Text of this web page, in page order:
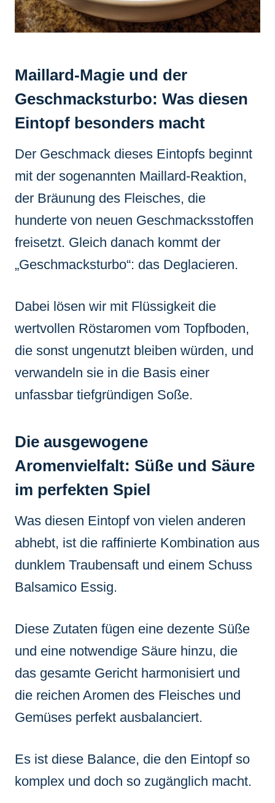
Maillard-Magie und der
Geschmacksturbo: Was diesen
Eintopf besonders macht
Der Geschmack dieses Eintopfs beginnt
mit der sogenannten Maillard-Reaktion,
der Bräunung des Fleisches, die
hunderte von neuen Geschmacksstoffen
freisetzt. Gleich danach kommt der
„Geschmacksturbo“: das Deglacieren.
Dabei lösen wir mit Flüssigkeit die
wertvollen Röstaromen vom Topfboden,
die sonst ungenutzt bleiben würden, und
verwandeln sie in die Basis einer
unfassbar tiefgründigen Soße.
Die ausgewogene
Aromenvielfalt: Süße und Säure
im perfekten Spiel
Was diesen Eintopf von vielen anderen
abhebt, ist die raffinierte Kombination aus
dunklem Traubensaft und einem Schuss
Balsamico Essig.
Diese Zutaten fügen eine dezente Süße
und eine notwendige Säure hinzu, die
das gesamte Gericht harmonisiert und
die reichen Aromen des Fleisches und
Gemüses perfekt ausbalanciert.
Es ist diese Balance, die den Eintopf so
komplex und doch so zugänglich macht.